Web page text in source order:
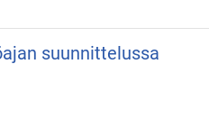
suunnittelussa